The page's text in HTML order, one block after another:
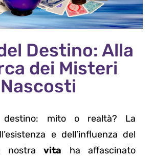
Destino: Alla
dei Misteri
Nascosti
mito o realtà? La
e dell’influenza del
nostravita ha affascinato